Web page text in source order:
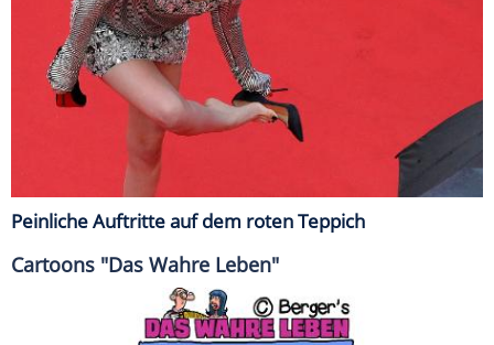
Peinliche Auftritte auf dem roten Teppich
Cartoons "Das Wahre Leben"